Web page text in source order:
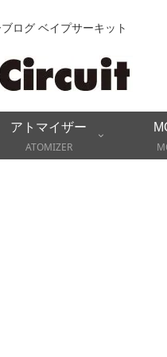
ログ ベイプサーキット
アトマイザー
ATOMIZER